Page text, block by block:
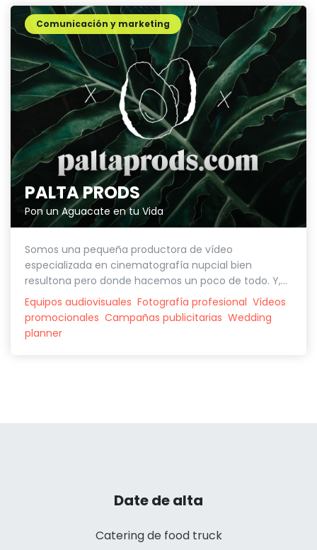
PALTA PRODS
Pon un Aguacate en tu Vida
Comunicación y marketing
Somos una pequeña productora de vídeo
especializada en cinematografía nupcial bien
resultona pero donde hacemos un poco de todo. Y,...
Equipos audiovisuales Fotografía profesional Vídeos
promocionales Campañas publicitarias Wedding
planner
Date de alta
Catering de food truck